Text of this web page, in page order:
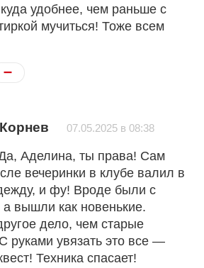
удобнее, чем раньше с
мучиться! Тоже всем
07.05.2025 в 08:38
Аделина, ты права! Сам
вечеринки в клубе валил в
и фу! Вроде были с
а вышли как новенькие.
дело, чем старые
руками увязать это все —
Техника спасает!